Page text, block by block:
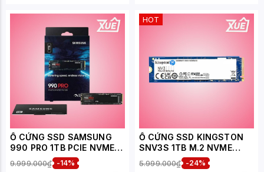
Ổ CỨNG SSD SAMSUNG
990 PRO 1TB PCIE NVME
4.0X4 (ĐỌC 7450MB/S -
GHI 6900MB/S) - (MZ-
9.999.000₫ -14%
HOT
Ổ CỨNG SSD KINGSTON
SNV3S 1TB M.2 NVME
2280 PCIE GEN 4X4 (ĐỌC
6000MB/S - GHI
5.999.000₫ -24%